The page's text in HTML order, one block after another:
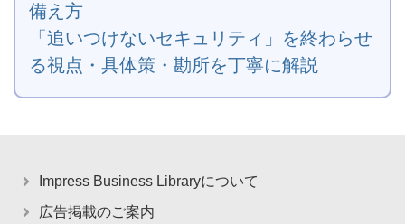
備え方
「追いつけないセキュリティ」を終わらせ
る視点・具体策・勘所を丁寧に解説
Impress Business Libraryについて
広告掲載のご案内